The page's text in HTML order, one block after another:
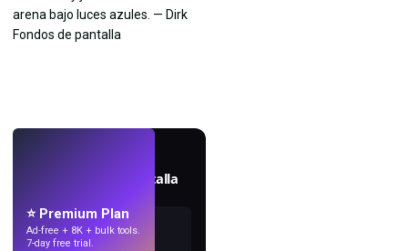
Crea fondos de pantalla
⭐ Premium Plan
Ad-free + 8K + bulk tools.
7-day free trial.